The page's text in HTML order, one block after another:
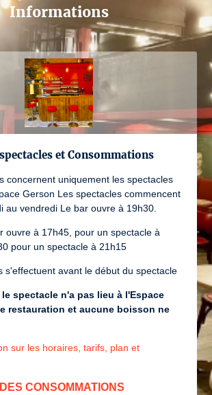
Informations
et Consommations
concernent uniquement les spectacles
Gerson Les spectacles commencent
au vendredi Le bar ouvre à 19h30.
ouvre à 17h45, pour un spectacle à
pour un spectacle à 21h15
s'effectuent avant le début du spectacle
le spectacle n'a pas lieu à l'Espace
restauration et aucune boisson ne
sur les horaires, tarifs, plan et
CONSOMMATIONS